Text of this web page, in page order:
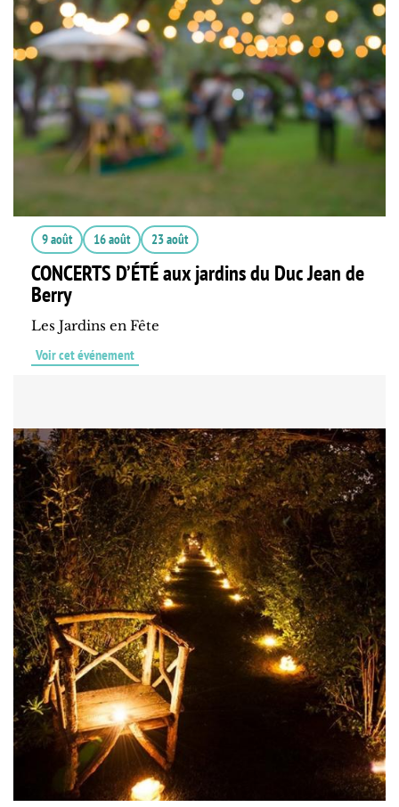
9 août 16 août 23 août
CONCERTS D’ÉTÉ aux jardins du Duc Jean de
Berry
Les Jardins en Fête
Voir cet événement